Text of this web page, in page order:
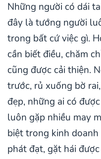
Những người có dái
đây là tướng người
trong bất cứ việc gì.
cần biết điều, chăm
cũng được cải thiện.
trước, rủ xuống bờ
đẹp, những ai có
luôn gặp nhiều may
biệt trong kinh
phát đạt, gặt hái